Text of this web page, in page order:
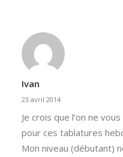
Ivan
23 avril 2014
Je crois que l’on ne
pour ces tablatures
Mon niveau (débutant)